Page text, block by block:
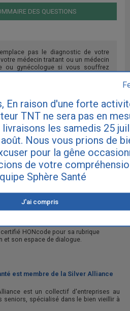
DES QUESTIONS
pas le diagnostic de votre
médecin traitant ou un médecin
ou gynécologue si vous souffrez
est le site N°1 pour
et les fuites urinaires.
est de vous apporter à la fois
exhaustive sur les causes et les
de cette pathologie touchant 5
personnes en France, ainsi qu'une
produits absorbants pour vivre au
autonomie.
HONcode pour sa rubrique
et son espace de dialogue.
est membre de la Silver Alliance
est un collectif d'entreprises au
seniors, spécialisé dans le bien vieillir à
En raison d'une forte
TNT ne sera pas en
les samedis 25
Nous vous prions de
pour la gêne
de votre
Sphère Santé
J'ai compris